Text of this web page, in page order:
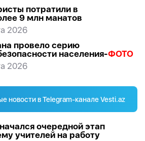
потратили в
9 млн манатов
2026
провело серию
населения-ФОТО
2026
новости в Telegram-канале Vesti.az
очередной этап
учителей на работу